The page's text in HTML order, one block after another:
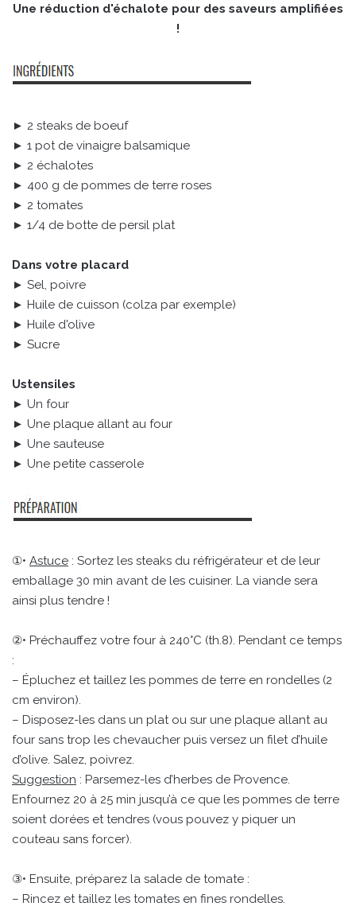
Une réduction d'échalote pour des saveurs amplifiées
!
► 2 steaks de boeuf
► 1 pot de vinaigre balsamique
► 2 échalotes
► 400 g de pommes de terre roses
► 2 tomates
► 1/4 de botte de persil plat
Dans votre placard
► Sel, poivre
► Huile de cuisson (colza par exemple)
► Huile d'olive
► Sucre
Ustensiles
► Un four
► Une plaque allant au four
► Une sauteuse
► Une petite casserole
①• Astuce : Sortez les steaks du réfrigérateur et de leur
emballage 30 min avant de les cuisiner. La viande sera
ainsi plus tendre !
②• Préchauffez votre four à 240°C (th.8). Pendant ce temps
:
– Épluchez et taillez les pommes de terre en rondelles (2
cm environ).
– Disposez-les dans un plat ou sur une plaque allant au
four sans trop les chevaucher puis versez un filet d’huile
d’olive. Salez, poivrez.
Suggestion : Parsemez-les d’herbes de Provence.
Enfournez 20 à 25 min jusqu’à ce que les pommes de terre
soient dorées et tendres (vous pouvez y piquer un
couteau sans forcer).
③• Ensuite, préparez la salade de tomate :
– Rincez et taillez les tomates en fines rondelles.